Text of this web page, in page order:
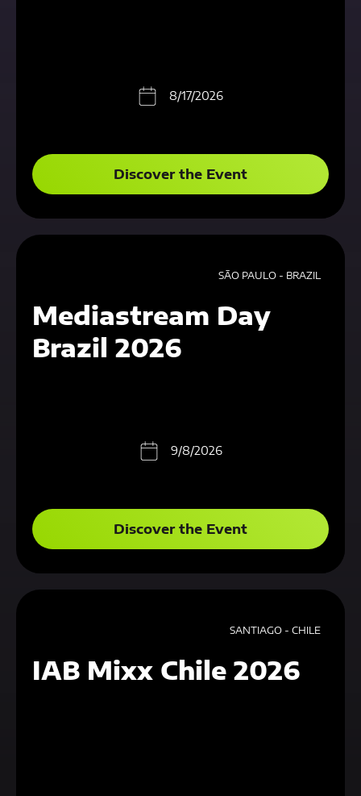
8/17/2026
Discover the Event
Mediastream Day
Brazil 2026
SÃO PAULO - BRAZIL
9/8/2026
Discover the Event
IAB Mixx Chile 2026
SANTIAGO - CHILE